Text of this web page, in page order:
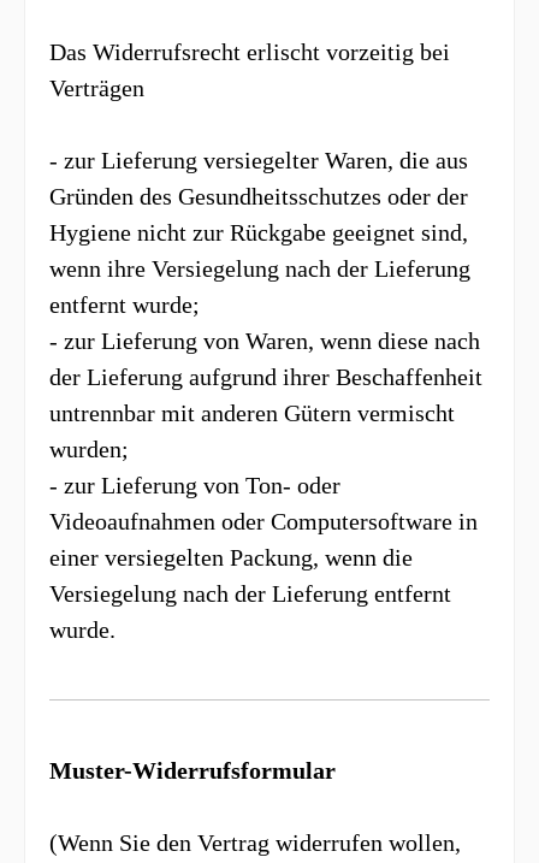
Das Widerrufsrecht erlischt vorzeitig bei
Verträgen
- zur Lieferung versiegelter Waren, die aus
Gründen des Gesundheitsschutzes oder der
Hygiene nicht zur Rückgabe geeignet sind,
wenn ihre Versiegelung nach der Lieferung
entfernt wurde;
- zur Lieferung von Waren, wenn diese nach
der Lieferung aufgrund ihrer Beschaffenheit
untrennbar mit anderen Gütern vermischt
wurden;
- zur Lieferung von Ton- oder
Videoaufnahmen oder Computersoftware in
einer versiegelten Packung, wenn die
Versiegelung nach der Lieferung entfernt
wurde.
Muster-Widerrufsformular
(Wenn Sie den Vertrag widerrufen wollen,